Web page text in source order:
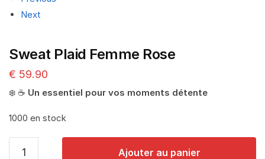
Next
Sweat Plaid Femme Rose
€ 59.90
❄️ ☕ Un essentiel pour vos moments détente
1000 en stock
Ajouter au panier